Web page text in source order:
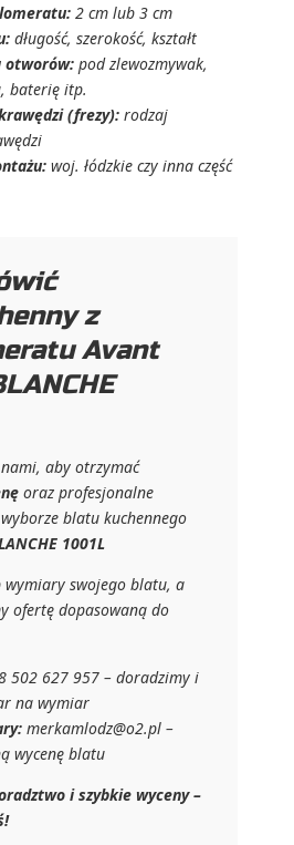
2 cm lub 3 cm
długość, szerokość, kształt
otworów: pod zlewozmywak,
baterię itp.
(frezy): rodzaj
woj. łódzkie czy inna część
z
Avant
aby otrzymać
oraz profesjonalne
blatu kuchennego
1001L
wymiary swojego blatu, a
ofertę dopasowaną do
502 627 957 – doradzimy i
na wymiar
merkamlodz@o2.pl –
wycenę blatu
i szybkie wyceny –